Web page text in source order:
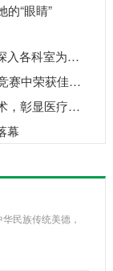
的“眼睛”
启新程，再出发丨宁晋平安医院院领导深入各科室为医务人员送祝福、鼓干劲
喜报！宁晋平安医院在2025年市级多项竞赛中荣获佳绩！
守护生命不停歇！我院一日完成23台手术，彰显医疗温度
幕
民族传统美德，